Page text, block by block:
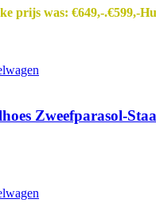
prijs was: €649,-.€599,-
Zweefparasol-